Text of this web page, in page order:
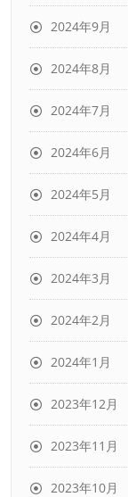
2024年9月
2024年8月
2024年7月
2024年6月
2024年5月
2024年4月
2024年3月
2024年2月
2024年1月
2023年12月
2023年11月
2023年10月